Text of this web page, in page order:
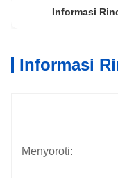
Informasi
Informasi
Menyoroti: